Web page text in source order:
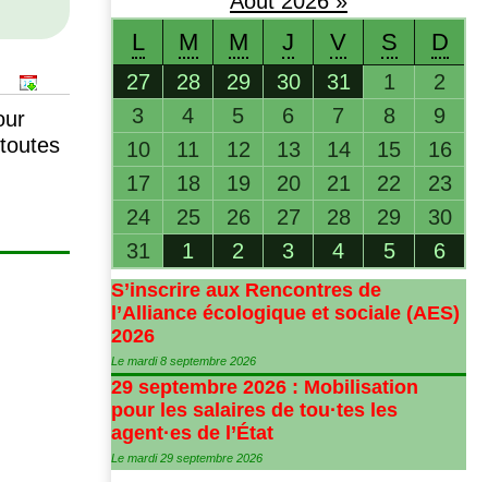
L M M J V S D
27 28 29 30 31 1
2
3
4 5 6 7 8
9
10
11 12 13 14 15
16
17
18 19 20 21 22
23
24
25 26 27 28 29
30
31
1 2 3 4 5 6
S’inscrire aux Rencontres de
l’Alliance écologique et sociale (AES)
2026
Le mardi 8 septembre 2026
29 septembre 2026 : Mobilisation
pour les salaires de tou·tes les
agent·es de l’État
Le mardi 29 septembre 2026